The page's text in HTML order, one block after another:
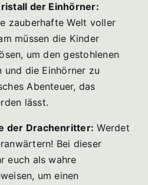
der Einhörner:
zauberhafte Welt voller
müssen die Kinder
um den gestohlenen
und die Einhörner zu
Abenteuer, das
lässt.
der Drachenritter: Werdet
Bei dieser
euch als wahre
um einen